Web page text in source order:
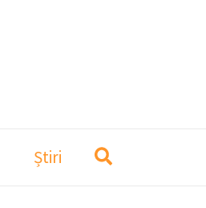
Știri